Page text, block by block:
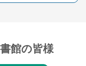
館の皆様